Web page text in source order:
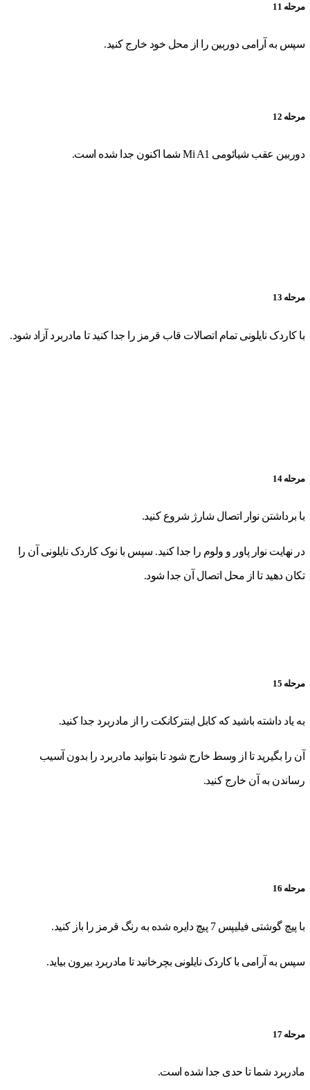
مرحله 11
سپس به آرامی دوربین را از محل خود خارج کنید.
مرحله 12
دوربین عقب شیائومی Mi A1 شما اکنون جدا شده است.
مرحله 13
با کاردک نایلونی تمام اتصالات قاب قرمز را جدا کنید تا مادربرد آزاد شود.
مرحله 14
با برداشتن نوار اتصال شارژ شروع کنید.
در نهایت نوار پاور و ولوم را جدا کنید. سپس با نوک کاردک نایلونی آن را
تکان دهید تا از محل اتصال آن جدا شود.
مرحله 15
به یاد داشته باشید که کابل اینترکانکت را از مادربرد جدا کنید.
آن را بگیرید تا از وسط خارج شود تا بتوانید مادربرد را بدون آسیب
رساندن به آن خارج کنید.
مرحله 16
با پیچ گوشتی فیلیپس 7 پیچ دایره شده به رنگ قرمز را باز کنید.
سپس به آرامی با کاردک نایلونی بچرخانید تا مادربرد بیرون بیاید.
مرحله 17
مادربرد شما تا حدی جدا شده است.